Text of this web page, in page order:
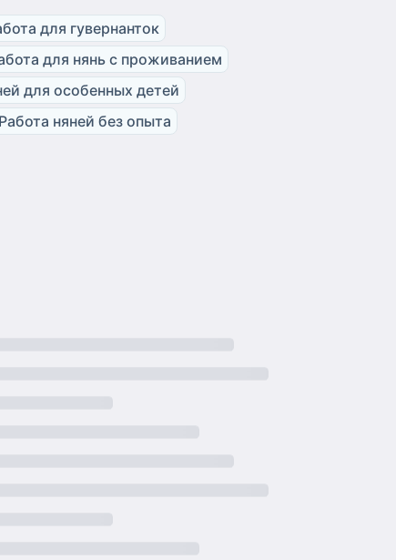
для гувернанток
для нянь с проживанием
для особенных детей
Работа няней без опыта